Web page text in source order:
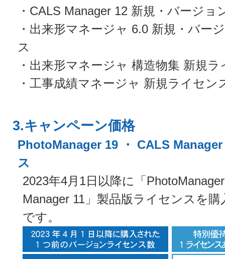
・CALS Manager 12 新規・バージ
・出来形マネージャ 6.0 新規・バー
ス
・出来形マネージャ 構造物集 新規
・工事成績マネージャ 新規ライセン
3.キャンペーン価格
PhotoManager 19 ・ CALS
ス
2023年4月1日以降に「
Manager 11」製品版ライセンスを
です。